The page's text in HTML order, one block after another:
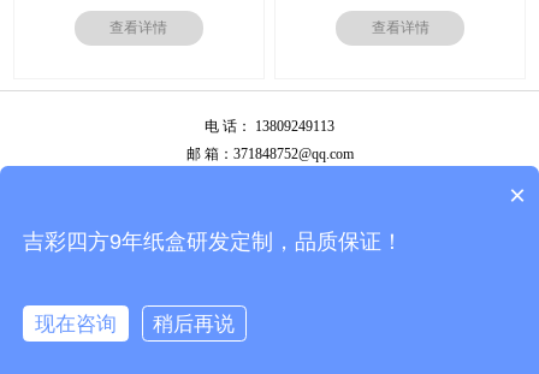
材料：金银卡纸，特种纸
工艺：uv，击凸，烫金
价格：根据材质及工艺、数量报价
作日
查看详情
盒
印刷技术：专色印刷/四色印刷
后工工艺：烫金/UV/凹凸/浮雕
周期：签订合同确认样板后7-15个工
查看详情
电 话： 13809249113
邮 箱：371848752@qq.com
拨打电话
×
吉彩四方9年纸盒研发定制，品质保证！
现在咨询 稍后再说